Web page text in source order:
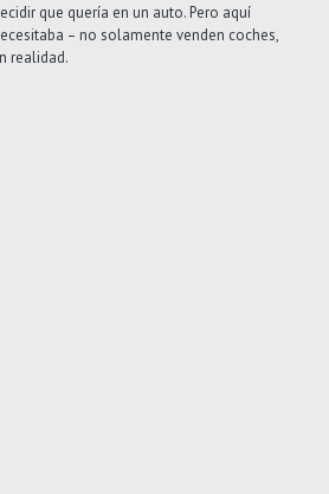
que quería en un auto. Pero aquí
– no solamente venden coches,
realidad.